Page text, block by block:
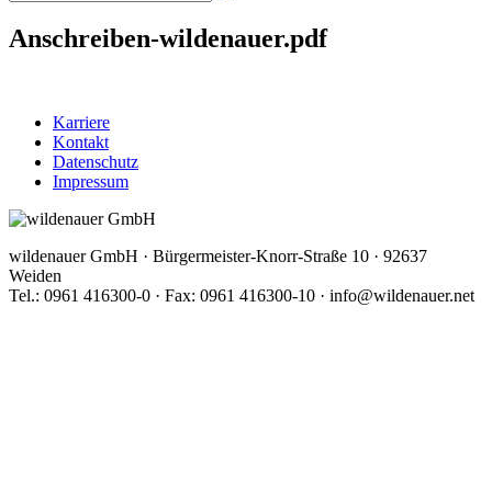
Anschreiben-wildenauer.pdf
Karriere
Kontakt
Datenschutz
Impressum
wildenauer GmbH · Bürgermeister-Knorr-Straße 10 · 92637
Weiden
Tel.: 0961 416300-0 · Fax: 0961 416300-10 · info@wildenauer.net